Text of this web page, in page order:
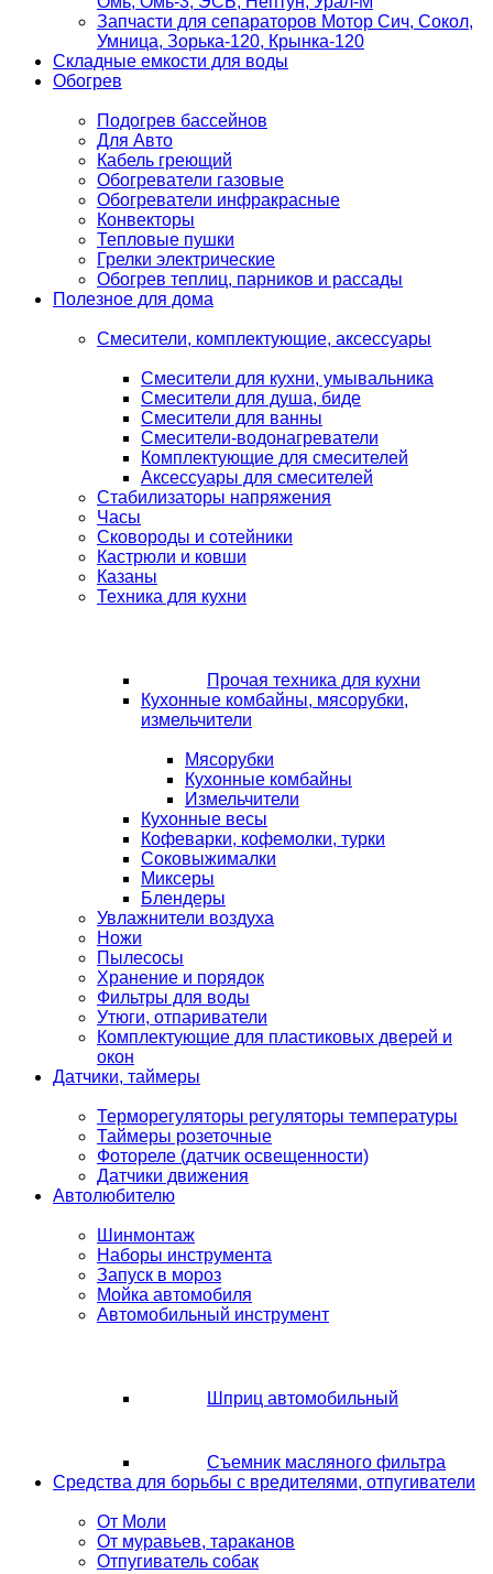
Запчасти для сепараторов Мотор Сич, Сокол,
Умница, Зорька-120, Крынка-120
Складные емкости для воды
Обогрев
Подогрев бассейнов
Для Авто
Кабель греющий
Обогреватели газовые
Обогреватели инфракрасные
Конвекторы
Тепловые пушки
Грелки электрические
Обогрев теплиц, парников и рассады
Полезное для дома
Смесители, комплектующие, аксессуары
Смесители для кухни, умывальника
Смесители для душа, биде
Смесители для ванны
Смесители-водонагреватели
Комплектующие для смесителей
Аксессуары для смесителей
Стабилизаторы напряжения
Часы
Сковороды и сотейники
Кастрюли и ковши
Казаны
Техника для кухни
Прочая техника для кухни
Кухонные комбайны, мясорубки,
измельчители
Мясорубки
Кухонные комбайны
Измельчители
Кухонные весы
Кофеварки, кофемолки, турки
Соковыжималки
Миксеры
Блендеры
Увлажнители воздуха
Ножи
Пылесосы
Хранение и порядок
Фильтры для воды
Утюги, отпариватели
Комплектующие для пластиковых дверей и
окон
Датчики, таймеры
Терморегуляторы регуляторы температуры
Таймеры розеточные
Фотореле (датчик освещенности)
Датчики движения
Автолюбителю
Шинмонтаж
Наборы инструмента
Запуск в мороз
Мойка автомобиля
Автомобильный инструмент
Шприц автомобильный
Съемник масляного фильтра
Средства для борьбы с вредителями, отпугиватели
От Моли
От муравьев, тараканов
Отпугиватель собак